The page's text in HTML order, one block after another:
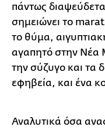
πάντως
σημειώνει το
το θύμα,
αγαπητό στην Νέα
την σύζυγο και τα
εφηβεία, και ένα
Αναλυτικά όσα